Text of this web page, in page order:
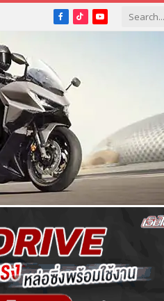
Facebook
TikTokYouTube